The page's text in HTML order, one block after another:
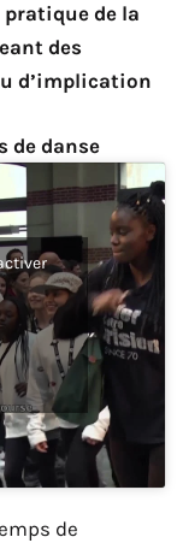
de la
des
d’implication
de danse
de